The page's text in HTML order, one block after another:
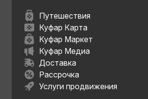
Путешествия
Куфар Карта
Куфар Маркет
Куфар Медиа
Доставка
Рассрочка
Услуги продвижения